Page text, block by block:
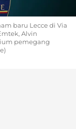
baru Lecce di Via
Alvin
pemegang